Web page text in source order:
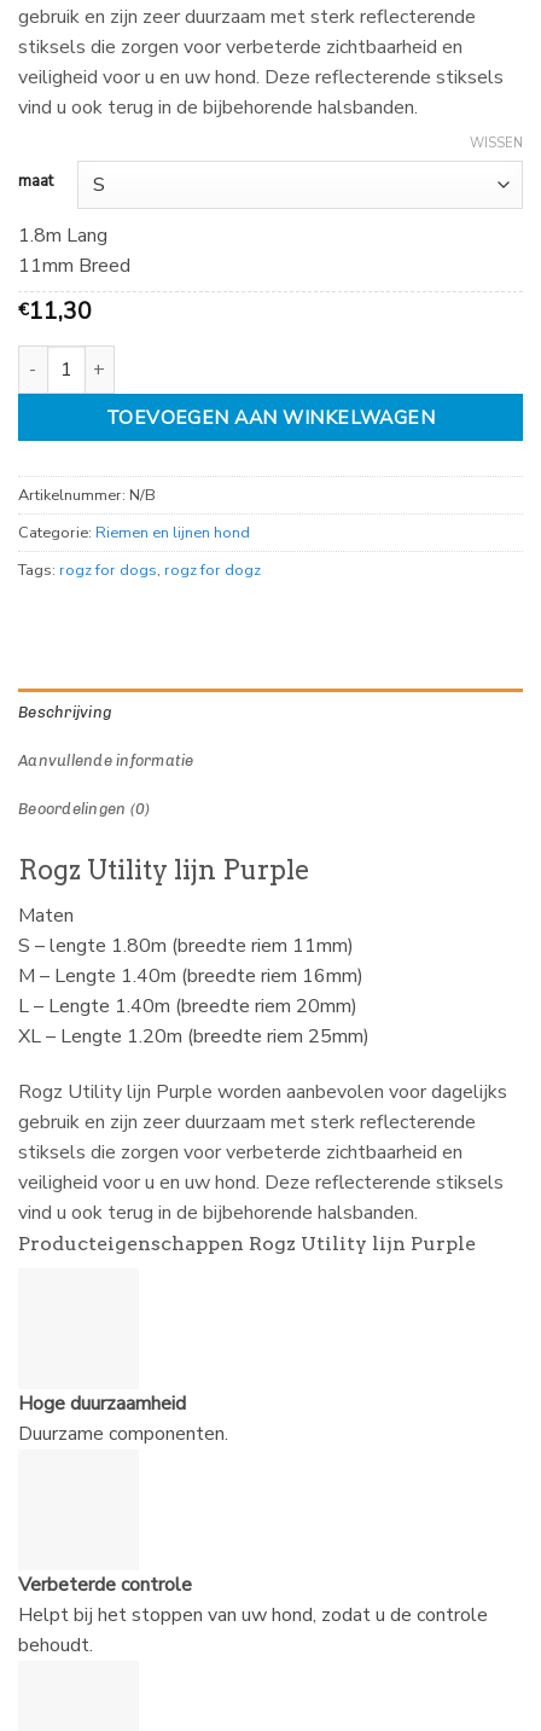
tot
€
17,70
gebruik en zijn zeer duurzaam met sterk reflecterende
stiksels die zorgen voor verbeterde zichtbaarheid en
veiligheid voor u en uw hond. Deze reflecterende stiksels
vind u ook terug in de bijbehorende halsbanden.
maat
WISSEN
1.8m Lang
11mm Breed
€11,30
Rogz Utility lijn Purple, diverse maten aantal
TOEVOEGEN AAN WINKELWAGEN
Artikelnummer: N/B
Categorie: Riemen en lijnen hond
Tags: rogz for dogs, rogz for dogz
Beschrijving
Aanvullende informatie
Beoordelingen (0)
Rogz Utility lijn Purple
Maten
S – lengte 1.80m (breedte riem 11mm)
M – Lengte 1.40m (breedte riem 16mm)
L – Lengte 1.40m (breedte riem 20mm)
XL – Lengte 1.20m (breedte riem 25mm)
Rogz Utility lijn Purple worden aanbevolen voor dagelijks
gebruik en zijn zeer duurzaam met sterk reflecterende
stiksels die zorgen voor verbeterde zichtbaarheid en
veiligheid voor u en uw hond. Deze reflecterende stiksels
vind u ook terug in de bijbehorende halsbanden.
Producteigenschappen Rogz Utility lijn Purple
Hoge duurzaamheid
Duurzame componenten.
Verbeterde controle
Helpt bij het stoppen van uw hond, zodat u de controle
behoudt.